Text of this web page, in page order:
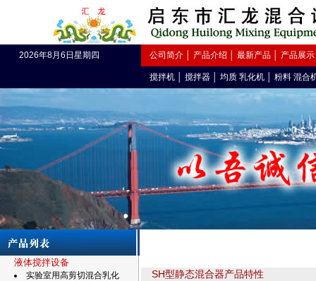
2026年8月6日星期四 公司简介 产品介绍 最新产品 产品展示
搅拌机 搅拌器 均质 乳化机 粉料 混合
液体搅拌设备
实验室用高剪切混合乳化
SH型静态混合器产品特性